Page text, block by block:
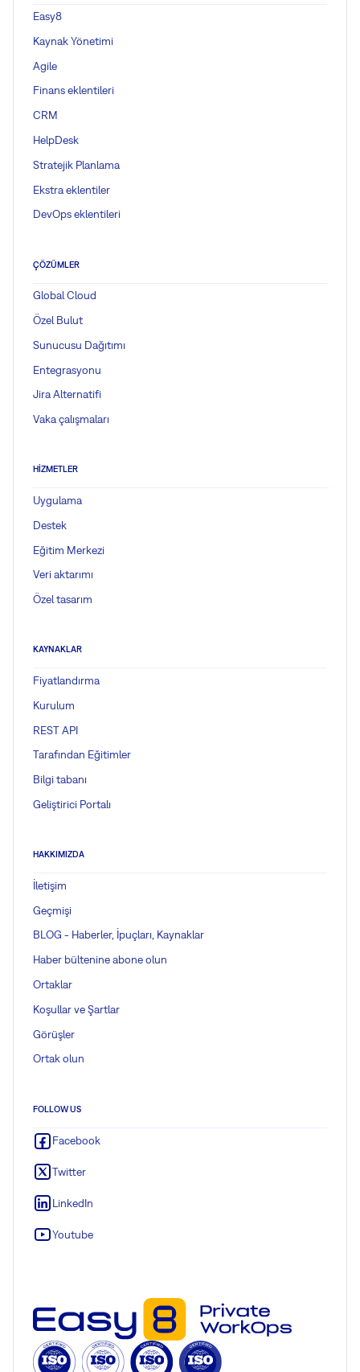
Easy8
Kaynak Yönetimi
Agile
Finans eklentileri
CRM
HelpDesk
Stratejik Planlama
Ekstra eklentiler
DevOps eklentileri
ÇÖZÜMLER
Global Cloud
Özel Bulut
Sunucusu Dağıtımı
Entegrasyonu
Jira Alternatifi
Vaka çalışmaları
HIZMETLER
Uygulama
Destek
Eğitim Merkezi
Veri aktarımı
Özel tasarım
KAYNAKLAR
Fiyatlandırma
Kurulum
REST API
Tarafından Eğitimler
Bilgi tabanı
Geliştirici Portalı
HAKKIMIZDA
İletişim
Geçmişi
BLOG - Haberler, İpuçları, Kaynaklar
Haber bültenine abone olun
Ortaklar
Koşullar ve Şartlar
Görüşler
Ortak olun
FOLLOW US
Facebook
Twitter
LinkedIn
Youtube